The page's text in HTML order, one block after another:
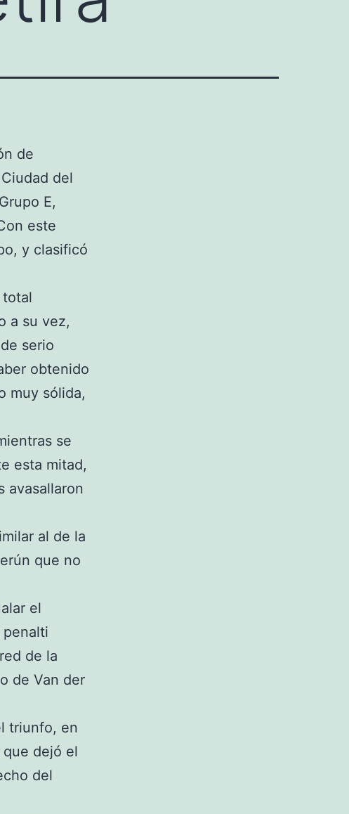
de
del
E,
este
y clasificó
a su vez,
serio
obtenido
muy sólida,
se
esta mitad,
avasallaron
al de la
que no
el
de la
de Van der
triunfo, en
dejó el
del